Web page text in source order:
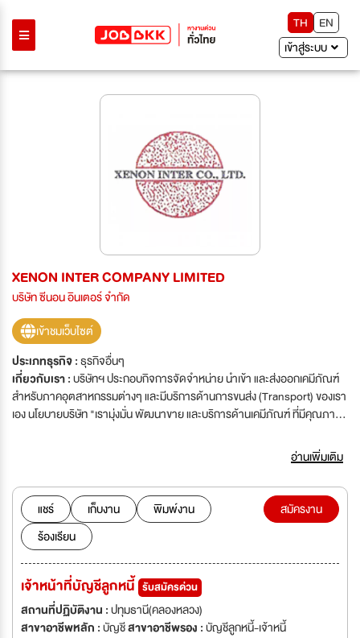
TH
EN
เข้าสู่ระบบ
XENON INTER COMPANY LIMITED
บริษัท ซีนอน อินเตอร์ จำกัด
เข้าชมเว็บไซต์
ประเภทธุรกิจ :ธุรกิจอื่นๆ
เกี่ยวกับเรา :บริษัทฯ ประกอบกิจการจัดจำหน่าย นำเข้า และส่งออกเคมีภัณฑ์
สำหรับภาคอุตสาหกรรมต่างๆ และมีบริการด้านการขนส่ง (Transport) ของเรา
เอง นโยบายบริษัท "เรามุ่งมั่น พัฒนาขาย และบริการด้านเคมีภัณฑ์ ที่มีคุณภาพ
อ่านเพิ่มเติม
แชร์ เก็บงาน
พิมพ์งาน
ร้องเรียน
สมัครงาน
เจ้าหน้าที่บัญชีลูกหนี้ รับสมัครด่วน
สถานที่ปฏิบัติงาน :ปทุมธานี(คลองหลวง)
สาขาอาชีพหลัก :บัญชีสาขาอาชีพรอง :บัญชีลูกหนี้-เจ้าหนี้